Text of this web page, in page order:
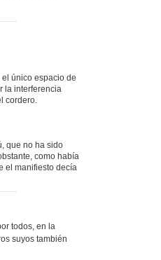
único espacio de
la interferencia
cordero.
que no ha sido
como había
el manifiesto decía
todos, en la
suyos también